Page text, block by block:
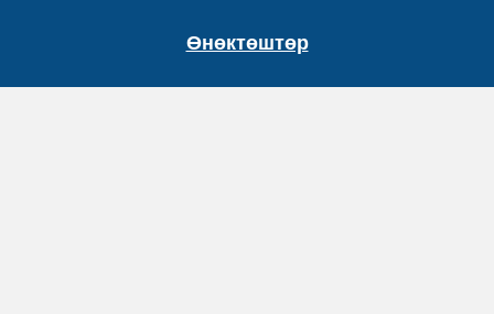
Өнөктөштөр